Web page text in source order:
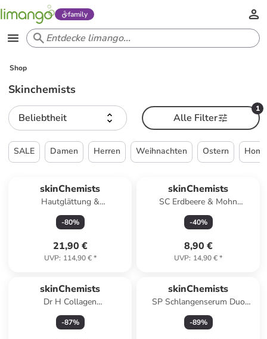
family
Shop
Skinchemists
Beliebtheit
1
Alle Filter
SALE Damen Herren Weihnachten Ostern
skinChemists
Hautglättung &
Tiefenreinigung Duo
-80%
21,90 €
UVP: 114,90 €*
skinChemists
SC Erdbeere & Mohn
Reinigungsriegel 100gr
-40%
8,90 €
UVP: 14,90 €*
skinChemists
Dr H Collagen
Tagesfeuchtigkeitspflege 60ml
-87%
skinChemists
SP Schlangenserum Duo
Feuchtigkeitscreme 50ml
-89%